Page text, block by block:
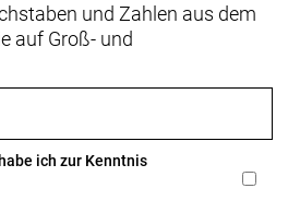
und Zahlen aus dem
auf Groß- und
habe ich zur Kenntnis